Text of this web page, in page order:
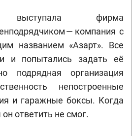
выступала фирма
— компания с
названием «Азарт». Все
и попытались задать её
подрядная организация
непостроенные
и гаражные боксы. Когда
ответить не смог.